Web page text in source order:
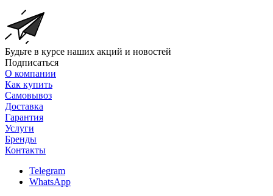
Будьте в курсе наших акций и новостей
Подписаться
О компании
Как купить
Самовывоз
Доставка
Гарантия
Услуги
Бренды
Контакты
Telegram
WhatsApp